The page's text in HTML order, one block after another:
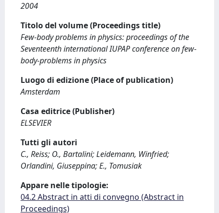
2004
Titolo del volume (Proceedings title)
Few-body problems in physics: proceedings of the
Seventeenth international IUPAP conference on few-
body-problems in physics
Luogo di edizione (Place of publication)
Amsterdam
Casa editrice (Publisher)
ELSEVIER
Tutti gli autori
C., Reiss; O., Bartalini; Leidemann, Winfried;
Orlandini, Giuseppina; E., Tomusiak
Appare nelle tipologie:
04.2 Abstract in atti di convegno (Abstract in
Proceedings)